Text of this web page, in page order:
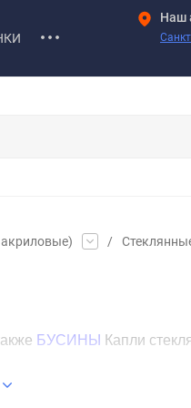
Наш
/
БУСИНЫ Капли